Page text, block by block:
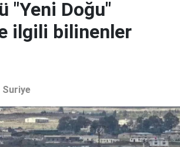
"Yeni Doğu"
ilgili bilinenler
Suriye